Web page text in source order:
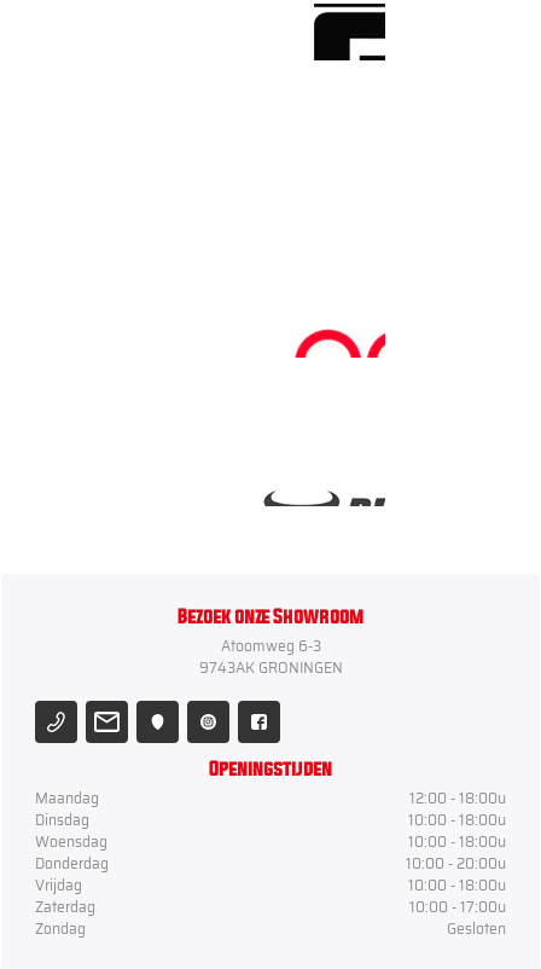
Bezoek onze Showroom
Atoomweg 6-3
9743AK GRONINGEN
Openingstijden
Maandag
12:00 - 18:00u
Dinsdag
10:00 - 18:00u
Woensdag
10:00 - 18:00u
Donderdag
10:00 - 20:00u
Vrijdag
10:00 - 18:00u
Zaterdag
10:00 - 17:00u
Zondag
Gesloten